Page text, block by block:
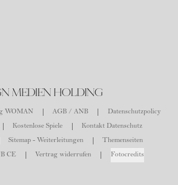
MEDIEN HOLDING
WOMAN AGB / ANB
Datenschutzpolicy
Kostenlose Spiele
Kontakt Datenschutz
Sitemap - Weiterleitungen
Themenseiten
CE Vertrag widerrufen Fotocredits